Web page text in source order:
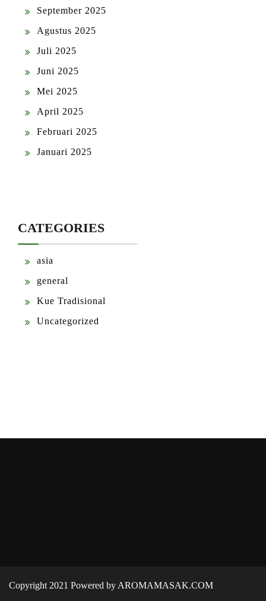
September 2025
Agustus 2025
Juli 2025
Juni 2025
Mei 2025
April 2025
Februari 2025
Januari 2025
CATEGORIES
asia
general
Kue Tradisional
Uncategorized
Copyright 2021 Powered by AROMAMASAK.COM